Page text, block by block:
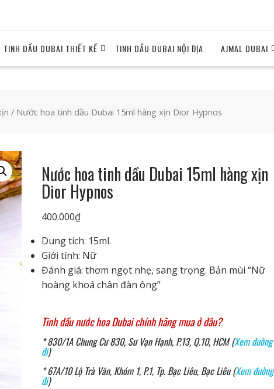
TINH DẦU DUBAI THIẾT KẾ TINH DẦU DUBAI NỘI ĐỊA AJMAL DUBAI
/ Nước hoa tinh dầu Dubai 15ml hàng xịn Dior Hypnos
Nước hoa tinh dầu Dubai 15ml hàng xịn
Dior Hypnos
400.000₫
Dung tích: 15ml.
Giới tính: Nữ
Đánh giá: thơm ngọt nhẹ, sang trọng. Bản mùi “Nữ
hoàng khoá chân đàn ông”
Tinh dầu nước hoa Dubai chính hãng mua ở đâu?
* 830/1A Chung Cư 830, Sư Vạn Hạnh, P.13, Q.10, HCM (Xem đường
đi)
* 67A/10 Lộ Trà Văn, Khóm 1, P.1, Tp. Bạc Liêu, Bạc Liêu (Xem đường
đi)